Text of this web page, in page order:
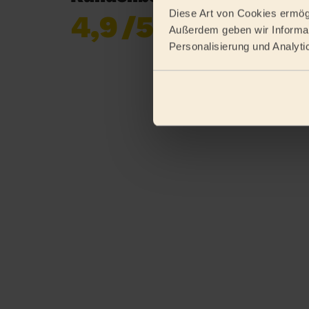
Diese Art von Cookies
Außerdem geben wir
Personalisierung und
4,9/5
Bereits 619 677
Bewertungen
gesammelt von